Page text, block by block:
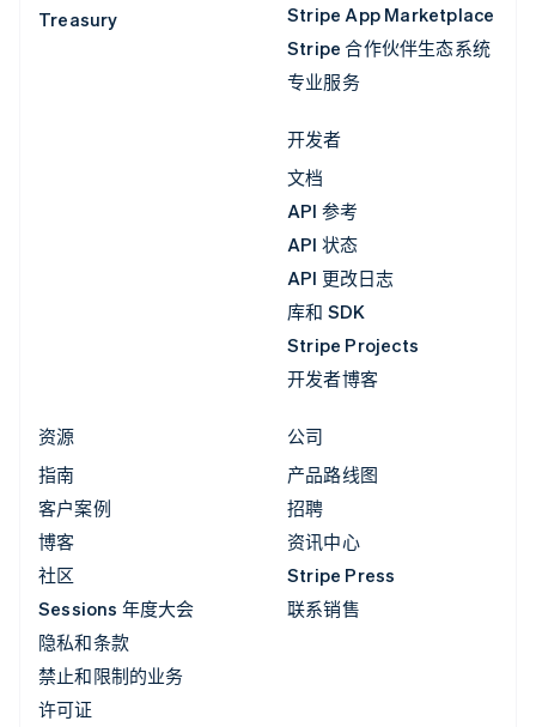
Treasury
Stripe App Marketplace
Stripe 合作伙伴生态系统
专业服务
开发者
文档
API 参考
API 状态
API 更改日志
库和 SDK
Stripe Projects
开发者博客
资源
指南
客户案例
博客
社区
Sessions 年度大会
隐私和条款
禁止和限制的业务
许可证
公司
产品路线图
招聘
资讯中心
Stripe Press
联系销售